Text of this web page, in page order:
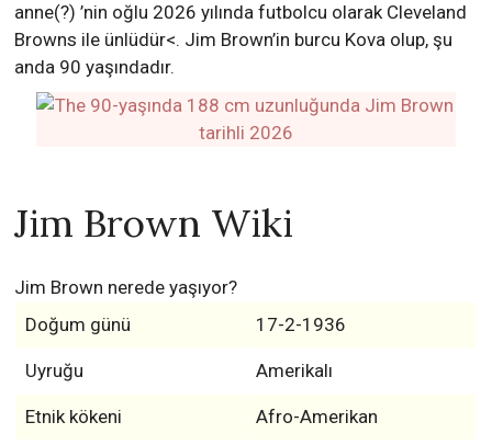
anne(?) ’nin oğlu 2026 yılında futbolcu olarak Cleveland
Browns ile ünlüdür<. Jim Brown’in burcu Kova olup, şu
anda 90 yaşındadır.
Jim Brown Wiki
Jim Brown nerede yaşıyor?
Doğum günü
17-2-1936
Uyruğu Amerikalı
Etnik kökeni Afro-Amerikan